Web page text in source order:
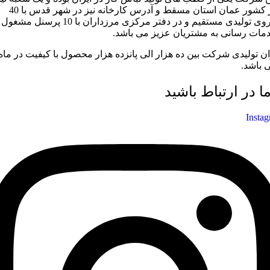
در کشور عمان استان مسقط و آدرس کارخانه نیز در شهر قدس با 40
نیروی تولیدی مستقیم و در دفتر مرکزی مرزداران با 10 پرسنل مشغول
رسانی به مشتریان عزیز می باشد.
تولیدی شرکت بین ده هزار الی پانزده هزار محصول با کیفیت در
باشد.
در ارتباط باشید